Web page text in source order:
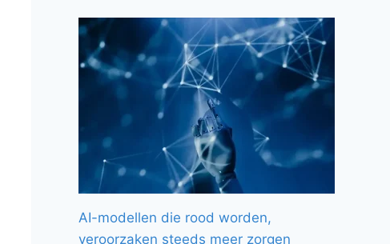
AI-modellen die rood worden,
veroorzaken steeds meer zorgen